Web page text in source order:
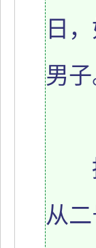
日
男子
据
从